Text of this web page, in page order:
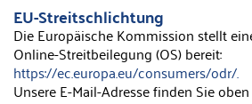
EU-Streitschlichtung
Die Europäische Kommission stellt
Online-Streitbeilegung (OS) bereit:
https://ec.europa.eu/consumers/odr/.
Unsere E-Mail-Adresse finden Sie